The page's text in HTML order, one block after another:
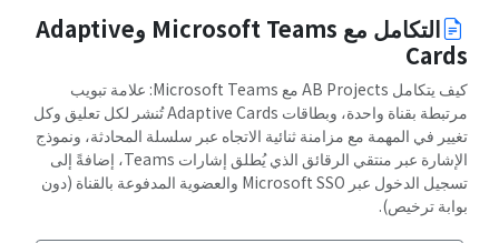
التكامل مع Microsoft Teams وAdaptive
Cards
كيف يتكامل AB Projects مع Microsoft Teams: علامة تبويب
مرتبطة بقناة واحدة، وبطاقات Adaptive Cards تُنشر لكل تعليق وكل
تغيير في المهمة مع مزامنة ثنائية الاتجاه عبر سلسلة المحادثة، ونموذج
الإشارة عبر منتقي الرقائق الذي يُطلق إشارات Teams، إضافةً إلى
تسجيل الدخول عبر Microsoft SSO والعضوية المدفوعة بالقناة (دون
بوابة ترخيص).